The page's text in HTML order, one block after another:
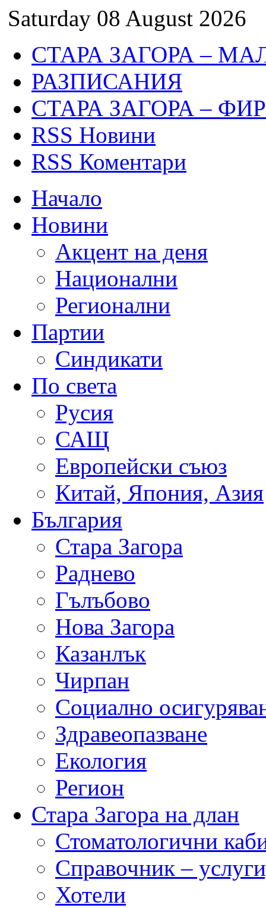
Saturday 08 August 2026
СТАРА ЗАГОРА –
РАЗПИСАНИЯ
СТАРА ЗАГОРА –
RSS Новини
RSS Коментари
Начало
Новини
Акцент на деня
Национални
Регионални
Партии
Синдикати
По света
Русия
САЩ
Европейски съюз
Китай, Япония, Азия
България
Стара Загора
Раднево
Гълъбово
Нова Загора
Казанлък
Чирпан
Социално
Здравеопазване
Екология
Регион
Стара Загора на длан
Стоматологични
Справочник –
Хотели